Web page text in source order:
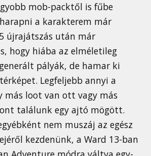
mob-packtől is fűbe
a karakterem már
újrajátszás után már
hogy hiába az elméletileg
pályák, de hamar ki
Legfeljebb annyi a
más loot van ott vagy más
találunk egy ajtó mögött.
nem muszáj az egész
kezdenünk, a Ward 13-ban